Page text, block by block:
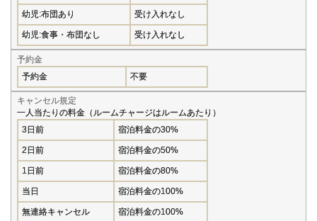
幼児:布団あり 受け入れなし
幼児:食事・布団なし 受け入れなし
予約金
予約金
不要
キャンセル規定
一人当たりの料金（ルームチャージはルームあたり）
3日前
宿泊料金の30%
2日前 宿泊料金の50%
1日前 宿泊料金の80%
当日 宿泊料金の100%
無連絡キャンセル 宿泊料金の100%